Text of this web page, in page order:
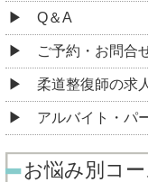
Q＆A
ご予約・お問合
柔道整復師の求
アルバイト・パ
お悩み別コ